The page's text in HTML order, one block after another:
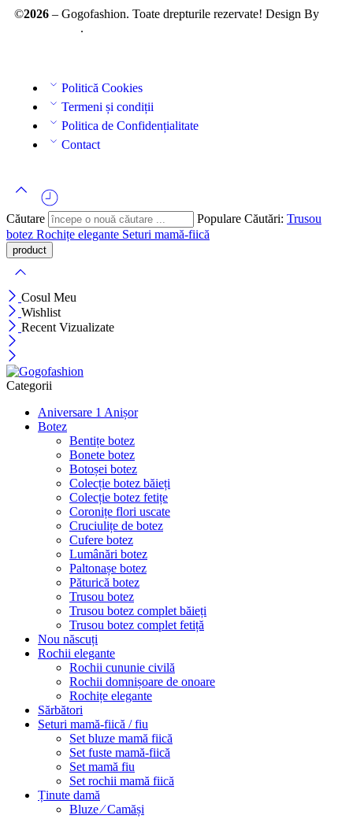
©2026 – Gogofashion. Toate drepturile rezervate! Design By
.
Politică Cookies
Termeni și condiții
Politica de Confidențialitate
Contact
Căutare Populare Căutări: Trusou
botez Rochițe elegante Seturi mamă-fiică
Cosul Meu
Wishlist
Recent Vizualizate
Categorii
Aniversare 1 Anișor
Botez
Bentițe botez
Bonete botez
Botoșei botez
Colecție botez băieți
Colecție botez fetițe
Coronițe flori uscate
Cruciulițe de botez
Cufere botez
Lumânări botez
Paltonașe botez
Păturică botez
Trusou botez
Trusou botez complet băieți
Trusou botez complet fetiță
Nou născuți
Rochii elegante
Rochii cununie civilă
Rochii domnișoare de onoare
Rochițe elegante
Sărbători
Seturi mamă-fiică / fiu
Set bluze mamă fiică
Set fuste mamă-fiică
Set mamă fiu
Set rochii mamă fiică
Ținute damă
Bluze ⁄ Camăși